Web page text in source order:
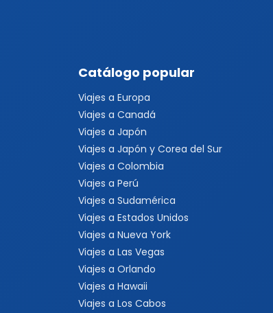
Catálogo popular
Viajes a Europa
Viajes a Canadá
Viajes a Japón
Viajes a Japón y Corea del Sur
Viajes a Colombia
Viajes a Perú
Viajes a Sudamérica
Viajes a Estados Unidos
Viajes a Nueva York
Viajes a Las Vegas
Viajes a Orlando
Viajes a Hawaii
Viajes a Los Cabos